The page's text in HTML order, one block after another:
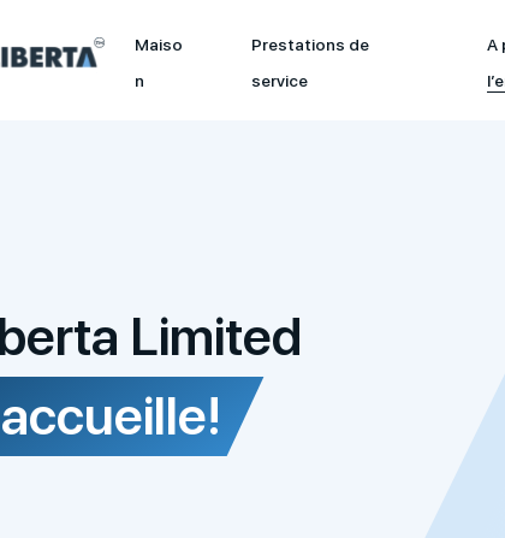
Maiso
n
Prestations de
service
A
Limited